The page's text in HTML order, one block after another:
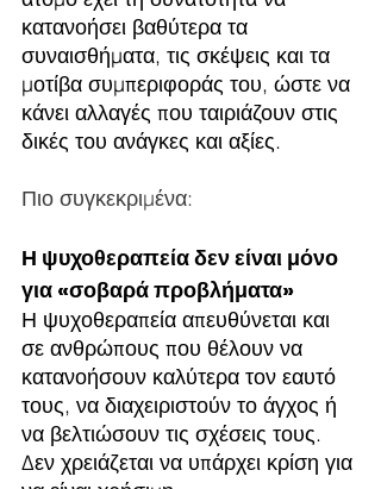
κατανοήσει βαθύτερα τα
συναισθήματα, τις σκέψεις και τα
μοτίβα συμπεριφοράς του, ώστε να
κάνει αλλαγές που ταιριάζουν στις
δικές του ανάγκες και αξίες.
Πιο συγκεκριμένα:
Η ψυχοθεραπεία δεν είναι μόνο
για «σοβαρά προβλήματα»
Η ψυχοθεραπεία απευθύνεται και
σε ανθρώπους που θέλουν να
κατανοήσουν καλύτερα τον εαυτό
τους, να διαχειριστούν το άγχος ή
να βελτιώσουν τις σχέσεις τους.
Δεν χρειάζεται να υπάρχει κρίση για